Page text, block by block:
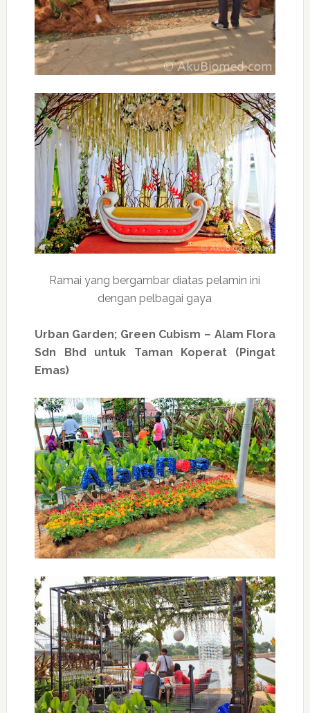
Ramai yang bergambar diatas pelamin ini
dengan pelbagai gaya
Urban Garden; Green Cubism – Alam Flora
Sdn Bhd untuk Taman Koperat (Pingat
Emas)